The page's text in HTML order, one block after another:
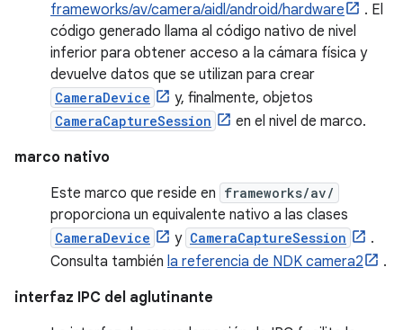
frameworks/av/camera/aidl/android/hardware
. El
código generado llama al código nativo de nivel
inferior para obtener acceso a la cámara física y
devuelve datos que se utilizan para crear
CameraDevice y, finalmente, objetos
CameraCaptureSession
en el nivel de marco.
marco nativo
Este marco que reside en frameworks/av/
proporciona un equivalente nativo a las clases
CameraDevice y CameraCaptureSession
.
Consulta también la referencia de NDK camera2
.
interfaz IPC del aglutinante